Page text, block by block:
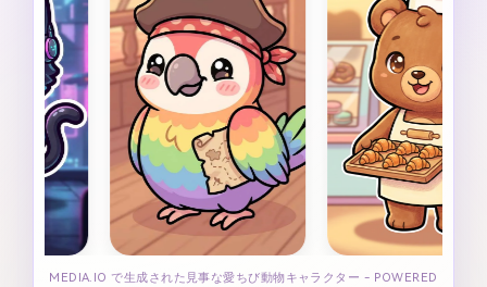
MEDIA.IO で生成された見事な愛ちび動物キャラクター - POWERED